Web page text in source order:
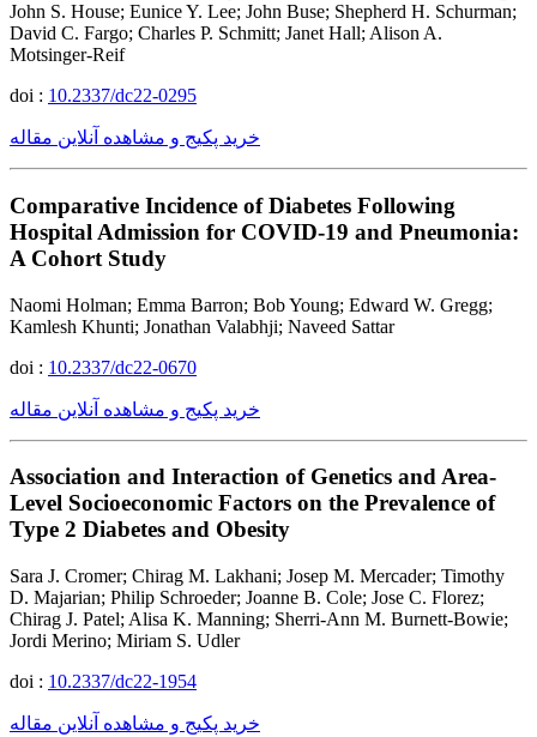
John S. House; Eunice Y. Lee; John Buse; Shepherd H. Schurman;
David C. Fargo; Charles P. Schmitt; Janet Hall; Alison A.
Motsinger-Reif
doi : 10.2337/dc22-0295
خرید پکیج و مشاهده آنلاین مقاله
Comparative Incidence of Diabetes Following
Hospital Admission for COVID-19 and Pneumonia:
A Cohort Study
Naomi Holman; Emma Barron; Bob Young; Edward W. Gregg;
Kamlesh Khunti; Jonathan Valabhji; Naveed Sattar
doi : 10.2337/dc22-0670
خرید پکیج و مشاهده آنلاین مقاله
Association and Interaction of Genetics and Area-
Level Socioeconomic Factors on the Prevalence of
Type 2 Diabetes and Obesity
Sara J. Cromer; Chirag M. Lakhani; Josep M. Mercader; Timothy
D. Majarian; Philip Schroeder; Joanne B. Cole; Jose C. Florez;
Chirag J. Patel; Alisa K. Manning; Sherri-Ann M. Burnett-Bowie;
Jordi Merino; Miriam S. Udler
doi : 10.2337/dc22-1954
خرید پکیج و مشاهده آنلاین مقاله